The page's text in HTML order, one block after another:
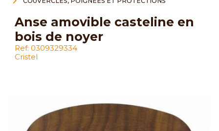
anse amovible casteline en
bois de noyer
Ref: 0309329334
Cristel